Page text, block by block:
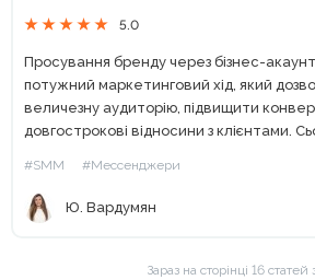
5.0
Просування бренду через бізнес-
потужний маркетинговий хід, який
величезну аудиторію, підвищити
довгострокові відносини з клієнтами.
великого. І не дивно. За час...
#SMM #Мессенджери
Ю. Вардумян
Зараз на сторінці 16 статей